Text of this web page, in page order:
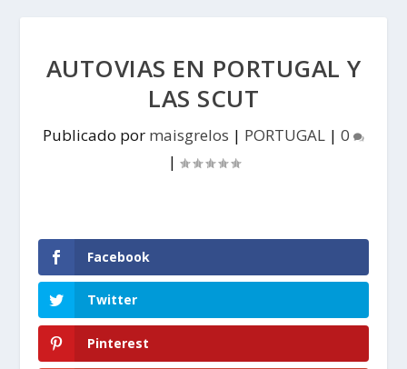
AUTOVIAS EN PORTUGAL Y
LAS SCUT
Publicado por maisgrelos | PORTUGAL | 0
|
Facebook
Twitter
Pinterest